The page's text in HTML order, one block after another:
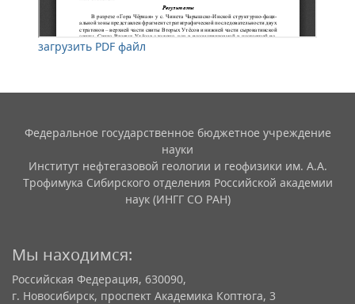
загрузить PDF файл
Федеральное государственное бюджетное учреждение
науки
Институт нефтегазовой геологии и геофизики им. А.А.
Трофимука Сибирского отделения Российской академии
наук (ИНГГ СО РАН)
Мы находимся:
Российская Федерация, 630090,
г. Новосибирск, проспект Академика Коптюга, 3